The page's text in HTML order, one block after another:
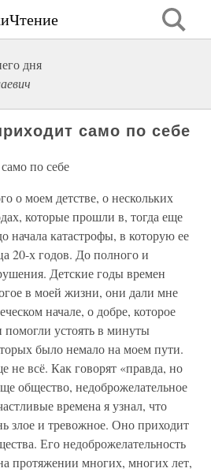
дня
само по себе
по себе
о моем детстве, о нескольких
которые прошли в, тогда еще
начала катастрофы, в которую ее
20-х годов. До полного и
Детские годы времен
в моей жизни, они дали мне
начале, о добре, которое
устоять в минуты
было немало на моем пути.
не всё. Как говорят «правда, но
общество, недоброжелательное
времена я узнал, что
злое и тревожное. Оно приходит
Его недоброжелательность
протяжении многих, многих лет,